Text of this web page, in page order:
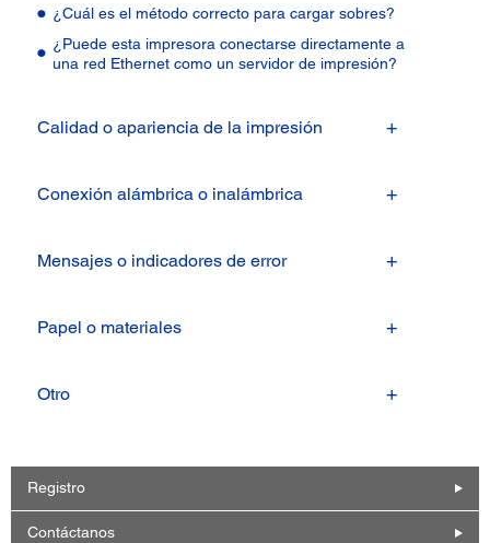
¿Cuál es el método correcto para cargar sobres?
¿Puede esta impresora conectarse directamente a
una red Ethernet como un servidor de impresión?
Calidad o apariencia de la impresión
Conexión alámbrica o inalámbrica
Mensajes o indicadores de error
Papel o materiales
Otro
Registro
Contáctanos